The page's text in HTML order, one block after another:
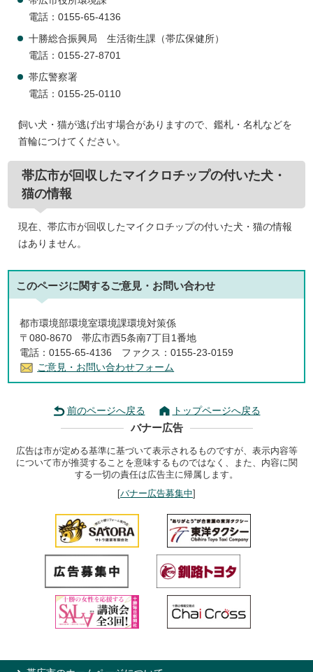
電話：0155-65-4136
十勝総合振興局 生活衛生課（帯広保健所）
電話：0155-27-8701
帯広警察署
電話：0155-25-0110
飼い犬・猫が逃げ出す場合がありますので、鑑札・名札などを
首輪につけてください。
帯広市が回収したマイクロチップの付いた犬・
猫の情報
現在、帯広市が回収したマイクロチップの付いた犬・猫の情報
はありません。
このページに関するご意見・お問い合わせ
都市環境部環境室環境課環境対策係
〒080-8670 帯広市西5条南7丁目1番地
電話：0155-65-4136 ファクス：0155-23-0159
ご意見・お問い合わせフォーム
前のページへ戻る トップページへ戻る
バナー広告
広告は市が定める基準に基づいて表示されるものですが、表示内容等
について市が推奨することを意味するものではなく、また、内容に関
する一切の責任は広告主に帰属します。
[バナー広告募集中]